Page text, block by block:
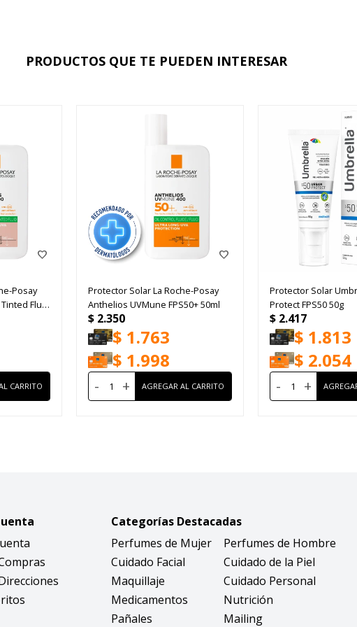
PRODUCTOS QUE TE PUEDEN INTERESAR
Posay
Fluid
Protector Solar La Roche-Posay
Anthelios UVMune FPS50+ 50ml
$ 2.350
$ 1.763
$ 1.998
- +
Protector Solar
Protect FPS50 50g
$ 2.417
$ 1.813
$ 2.054
- +
Categorías Destacadas
Perfumes de Mujer
Perfumes de Hombre
Cuidado Facial
Cuidado de la Piel
Maquillaje
Cuidado Personal
Medicamentos
Nutrición
Pañales
Mailing